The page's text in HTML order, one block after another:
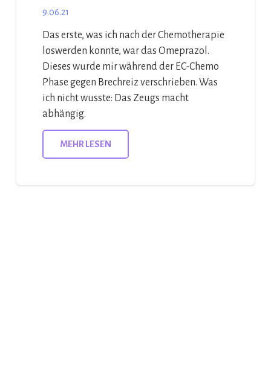
9.06.21
Das erste, was ich nach der Chemotherapie
loswerden konnte, war das Omeprazol.
Dieses wurde mir während der EC-Chemo
Phase gegen Brechreiz verschrieben. Was
ich nicht wusste: Das Zeugs macht
abhängig.
MEHR LESEN